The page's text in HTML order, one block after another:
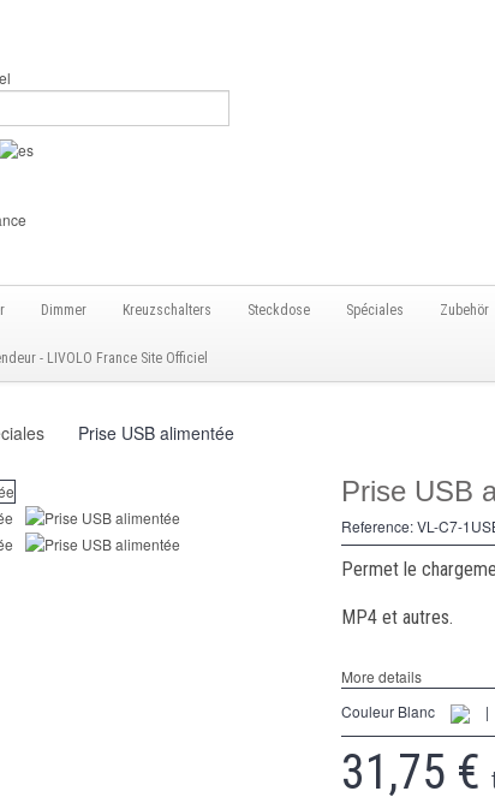
Dimmer Kreuzschalters Steckdose Spéciales Zubehör
- LIVOLO France Site Officiel
Prise USB alimentée
Prise USB
Reference:VL-C7-
Permet le
MP4 et autres.
More details
Couleur Blanc
|
31,75 €